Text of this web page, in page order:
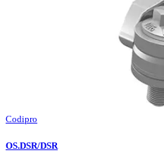
Codipro
OS.DSR/DSR